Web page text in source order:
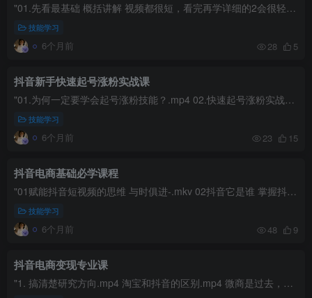
"01.先看最基础 概括讲解 视频都很短，看完再学详细的2会很轻松 别纠结时长，学会为主（来自剪映官方小助手） 02.再看详细工具讲解 老版本剪映手机课程（工具没变，界面变了，很详细） 03....
技能学习
6个月前 28 5
抖音新手快速起号涨粉实战课
"01.为何一定要学会起号涨粉技能？.mp4 02.快速起号涨粉实战技术.mp4 03.拍摄环节10大注意事项.mp4 04.剪辑环节8大细节.mp4 05.宝妈快速起号涨粉案例.mp4 06.48岁大姐快速起号案例.mp4 07....
技能学习
6个月前 23 15
抖音电商基础必学课程
"01赋能抖音短视频的思维 与时俱进-.mkv 02抖音它是谁 掌握抖音核心逻辑 不踩坑-.mkv 03掌握抖音的热门审核逻辑 轻松上热门-.mkv 04只需一步 打造先天权重高帐号-.mkv 05轻松五步提高抖音...
技能学习
6个月前 48 9
抖音电商变现专业课
"1. 搞清楚研究方向.mp4 淘宝和抖音的区别.mp4 微商是过去，抖商是未来.mp4 常见的致命错误.mp4 4大核心思想打通思维.mp4 如何获取精准粉丝.mp4 你的内容形式，行不行.mp4 蓝V的红利期，你...